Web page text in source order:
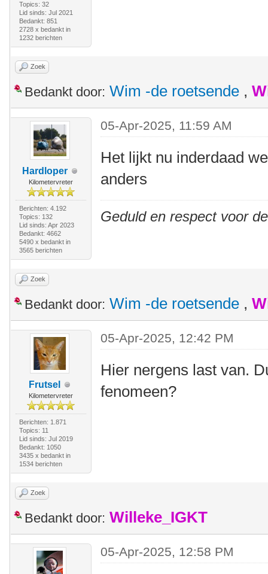
Topics: 32
Lid sinds: Jul 2021
Bedankt: 851
2728 x bedankt in
1232 berichten
Zoek
Bedankt door: Wim -de roetsende ,
Hardloper
Kilometervreter
Berichten: 4.192
Topics: 132
Lid sinds: Apr 2023
Bedankt: 4662
5490 x bedankt in
3565 berichten
05-Apr-2025, 11:59 AM
Het lijkt nu inderdaad
anders
Geduld en respect voor
Zoek
Bedankt door: Wim -de roetsende ,
Frutsel
Kilometervreter
Berichten: 1.871
Topics: 11
Lid sinds: Jul 2019
Bedankt: 1050
3435 x bedankt in
1534 berichten
05-Apr-2025, 12:42 PM
Hier nergens last van.
fenomeen?
Zoek
Bedankt door: Willeke_IGKT
05-Apr-2025, 12:58 PM